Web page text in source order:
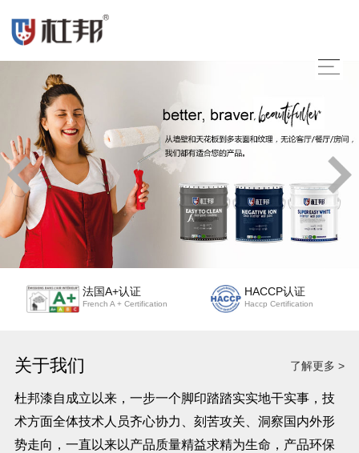
法国A+认证
French A + Certification
HACCP认证
Haccp Certification
关于我们 了解更多 >
杜邦漆自成立以来，一步一个脚印踏踏实实地干实事，技
术方面全体技术人员齐心协力、刻苦攻关、洞察国内外形
势走向，一直以来以产品质量精益求精为生命，产品环保